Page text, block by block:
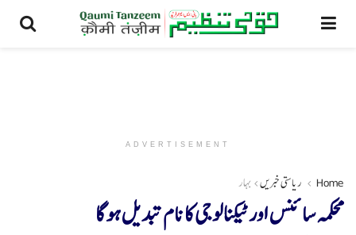
ADVERTISEMENT
Home ریاستی خبریں بہار
محکمہ سائنس اورٹیکنالوجی کا نام تبدیل ہوگا